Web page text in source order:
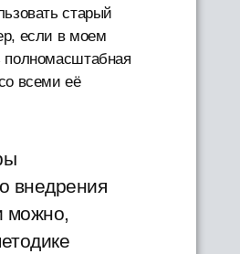
старый
если в моем
полномасштабная
всеми её
внедрения
можно,